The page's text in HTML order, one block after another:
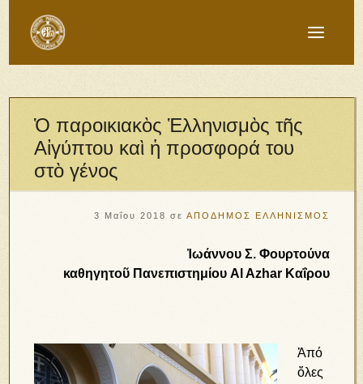
Ὁ παροικιακὸς Ἑλληνισμὸς τῆς
Αἰγύπτου καὶ ἡ προσφορά του
στὸ γένος
3 Μαΐου 2018 σε ΑΠΟΔΗΜΟΣ ΕΛΛΗΝΙΣΜΟΣ
Ἰωάννου Σ. Φουρτούνα
καθηγητοῦ Πανεπιστημίου Al Azhar Καΐρου
Ἀπό
ὅλες